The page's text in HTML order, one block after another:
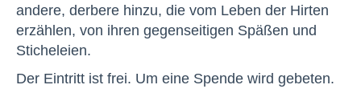
andere, derbere hinzu, die vom Leben der Hirten
erzählen, von ihren gegenseitigen Späßen und
Sticheleien.
Der Eintritt ist frei. Um eine Spende wird gebeten.